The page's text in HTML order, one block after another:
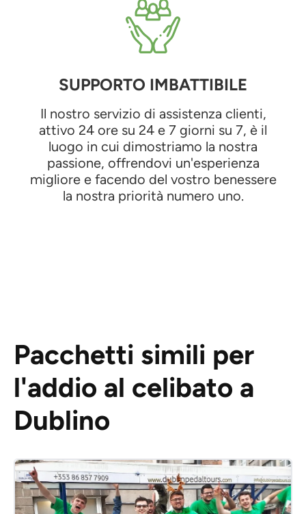
SUPPORTO IMBATTIBILE
Il nostro servizio di assistenza clienti,
attivo 24 ore su 24 e 7 giorni su 7, è il
luogo in cui dimostriamo la nostra
passione, offrendovi un'esperienza
migliore e facendo del vostro benessere
la nostra priorità numero uno.
Pacchetti simili per
l'addio al celibato a
Dublino